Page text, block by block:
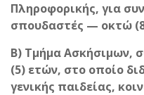
Πληροφορικής, για
σπουδαστές — οκτώ
Β) Τμήμα Ασκήσιμων,
(5) ετών, στο οποίο
γενικής παιδείας,